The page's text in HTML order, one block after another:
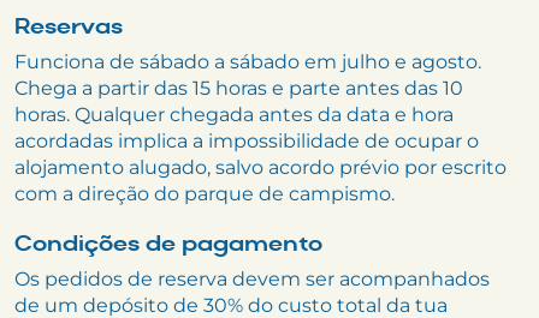
Reservas
Funciona de sábado a sábado em julho e agosto.
Chega a partir das 15 horas e parte antes das 10
horas. Qualquer chegada antes da data e hora
acordadas implica a impossibilidade de ocupar o
alojamento alugado, salvo acordo prévio por escrito
com a direção do parque de campismo.
Condições de pagamento
Os pedidos de reserva devem ser acompanhados
de um depósito de 30% do custo total da tua